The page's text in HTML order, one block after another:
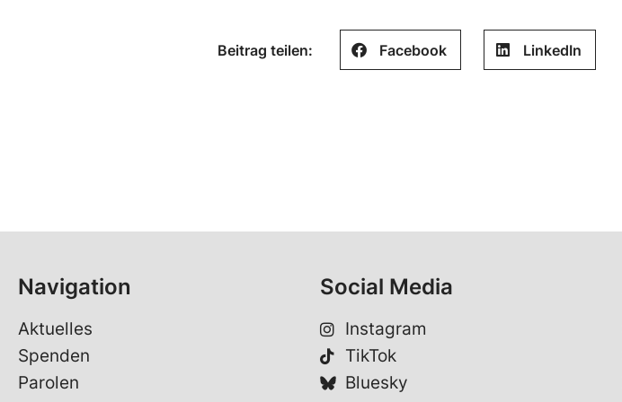
Beitrag teilen: Facebook LinkedIn
Navigation
Aktuelles
Spenden
Parolen
Social Media
Instagram
TikTok
Bluesky